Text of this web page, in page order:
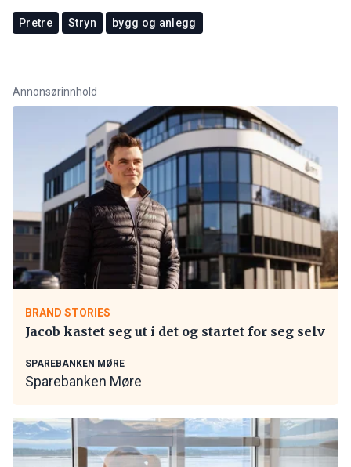
Pretre Stryn bygg og anlegg
Annonsørinnhold
BRAND STORIES
Jacob kastet seg ut i det og startet for seg selv
SPAREBANKEN MØRE
Sparebanken Møre